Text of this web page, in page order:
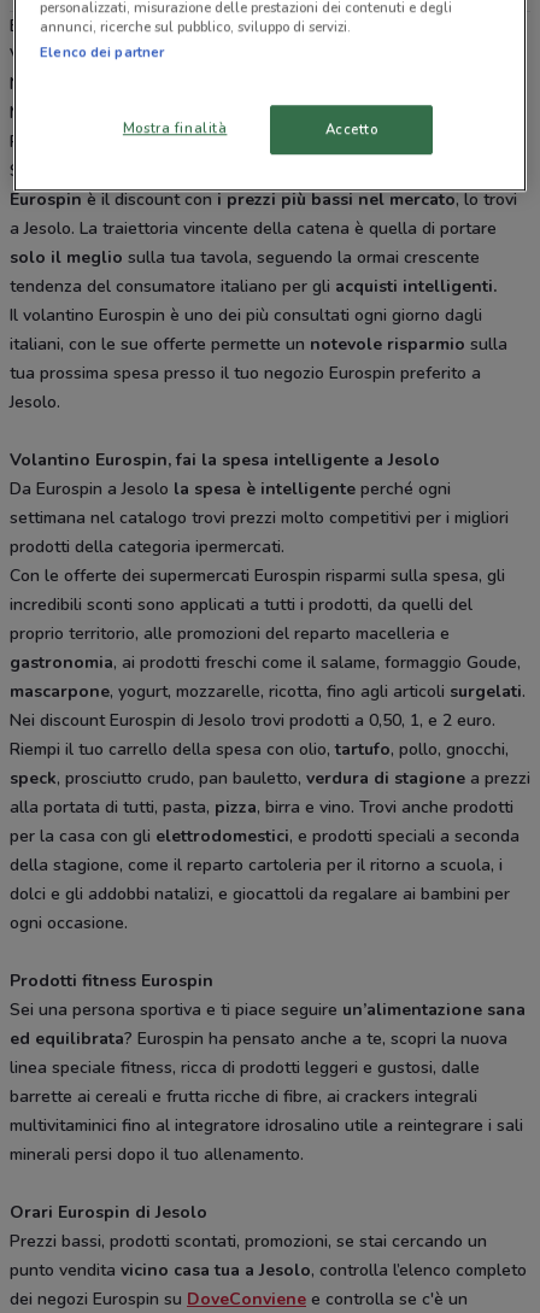
Eurospin è presente in vari punti della città: lo trovi in Via Matteo
Vanzan San Dona' Di Piave, Via Fausta Cavallino Treporti, Via
Nuova Trevigiana 114 Casale Sul Sile, Viale Trento E Trieste 41
Marcon, Via Triestina 53 Favaro Veneto, Viale Venezia 47
Portogruaro. Tutti i negozi sono aperti tutti i giorni dal Lunedì alla
Sabato e offrono i migliori prodotti per la tua spesa.
Eurospinè il discount coni prezzi più bassi nel mercato, lo trovi
a Jesolo. La traiettoria vincente della catena è quella di portare
solo il meglio sulla tua tavola, seguendo la ormai crescente
tendenza del consumatore italiano per gli acquisti intelligenti.
Il volantino Eurospin è uno dei più consultati ogni giorno dagli
italiani, con le sue offerte permette un notevole risparmio sulla
tua prossima spesa presso il tuo negozio Eurospin preferito a
Jesolo.
Volantino Eurospin, fai la spesa intelligente a Jesolo
Da Eurospin a Jesolo la spesa è intelligente perché ogni
settimana nel catalogo trovi prezzi molto competitivi per i migliori
prodotti della categoria ipermercati.
Con le offerte dei supermercati Eurospin risparmi sulla spesa, gli
incredibili sconti sono applicati a tutti i prodotti, da quelli del
proprio territorio, alle promozioni del reparto macelleria e
gastronomia, ai prodotti freschi come il salame, formaggio Goude,
mascarpone, yogurt, mozzarelle, ricotta, fino agli articoli surgelati.
Nei discount Eurospin di Jesolo trovi prodotti a 0,50, 1, e 2 euro.
Riempi il tuo carrello della spesa con olio,tartufo, pollo, gnocchi,
speck, prosciutto crudo, pan bauletto, verdura di stagione a prezzi
alla portata di tutti, pasta, pizza, birra e vino. Trovi anche prodotti
per la casa con gli elettrodomestici, e prodotti speciali a seconda
della stagione, come il reparto cartoleria per il ritorno a scuola, i
dolci e gli addobbi natalizi, e giocattoli da regalare ai bambini per
ogni occasione.
Prodotti fitness Eurospin
Sei una persona sportiva e ti piace seguire un’alimentazione sana
ed equilibrata? Eurospin ha pensato anche a te, scopri la nuova
linea speciale fitness, ricca di prodotti leggeri e gustosi, dalle
barrette ai cereali e frutta ricche di fibre, ai crackers integrali
multivitaminici fino al integratore idrosalino utile a reintegrare i sali
minerali persi dopo il tuo allenamento.
Orari Eurospin di Jesolo
Prezzi bassi, prodotti scontati, promozioni, se stai cercando un
punto vendita vicino casa tua a Jesolo, controlla l’elenco completo
dei negozi Eurospin su DoveConviene e controlla se c'è un
personalizzati, misurazione delle prestazioni dei contenuti e degli
annunci, ricerche sul pubblico, sviluppo di servizi.
Elenco dei partner
Mostra finalità Accetto